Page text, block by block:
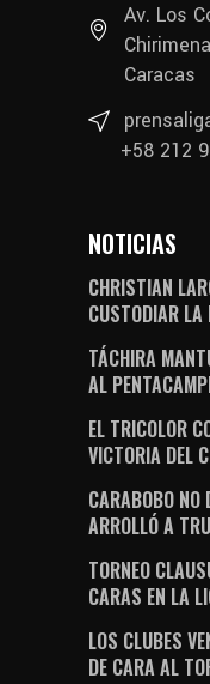
Av. Los
Caracas
+58 212
NOTICIAS
CHRISTIAN
CUSTODIAR LA
TÁCHIRA
AL
EL TRICOLOR
VICTORIA DEL
CARABOBO NO
ARROLLÓ A
TORNEO
CARAS EN LA
LOS CLUBES
DE CARA AL